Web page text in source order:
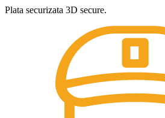
Plata securizata 3D secure.